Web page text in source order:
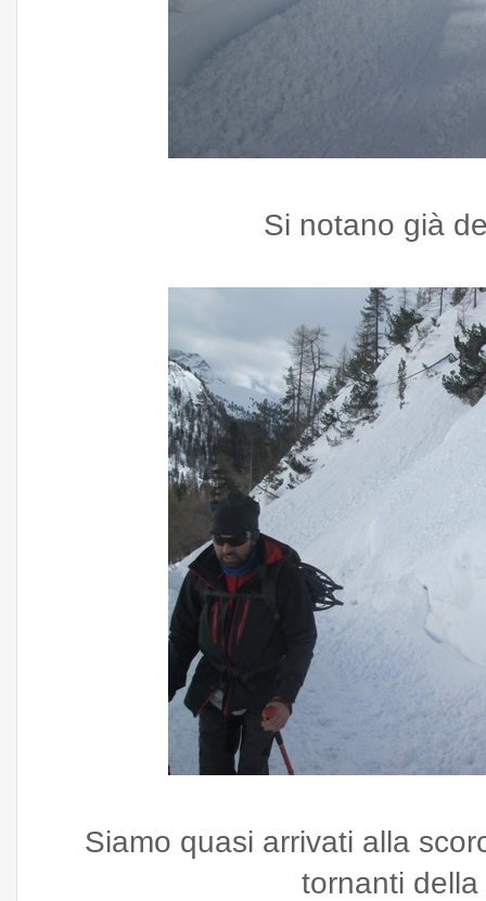
Si notano già
Siamo quasi arrivati alla
tornanti